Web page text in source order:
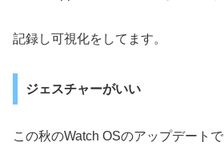
記録し可視化をしてます。
ジェスチャーがいい
この秋のWatch OSのアップデートで